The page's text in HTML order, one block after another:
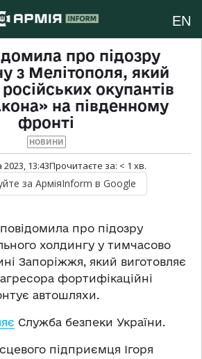
EN
про підозру
з Мелітополя, який
окупантів
на південному
фронті
НОВИНИ
13:43Прочитаєте за: < 1 хв.
за АрміяInform в Google
про підозру
холдингу у тимчасово
Запоріжжя, який виготовляє
фортифікаційні
автошляхи.
Служба безпеки України.
підприємця Ігоря